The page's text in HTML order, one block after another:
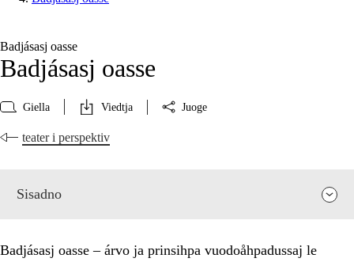
Badjásasj oasse
Badjásasj oasse
Giella Viedtja Juoge
teater i perspektiv
Sisadno
Badjásasj oasse – árvo ja prinsihpa vuodoåhpadussaj le